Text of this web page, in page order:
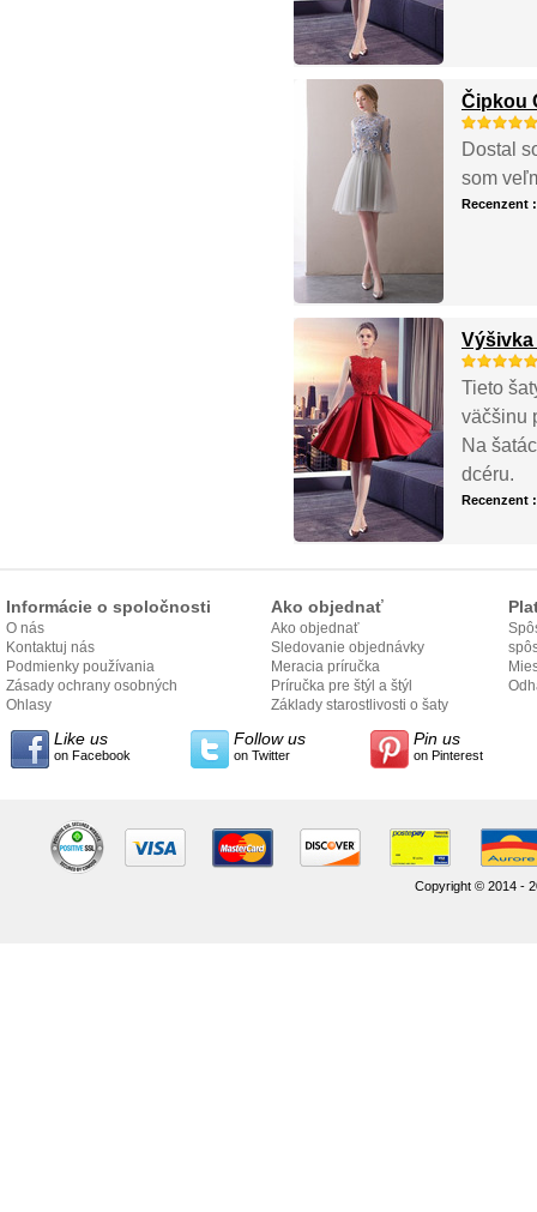
Čipkou
Dostal
som
Recenzent
Výšivka
Tieto
väčšinu
Na
dcéru.
Recenzent
Informácie o spoločnosti
O nás
Kontaktuj nás
Podmienky používania
Zásady ochrany osobných
údajov
Ohlasy
Ako objednať
Ako objednať
Sledovanie objednávky
Meracia príručka
Príručka pre štýl a štýl
Základy starostlivosti o šaty
Like us
on Facebook
Follow us
on Twitter
Pin us
on Pinterest
Copyright © 2014 -